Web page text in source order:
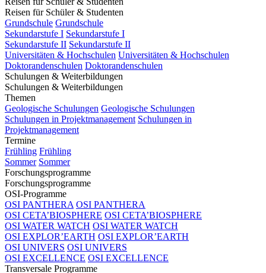
Reisen für Schüler & Studenten
Grundschule Grundschule
Sekundarstufe I Sekundarstufe I
Sekundarstufe II Sekundarstufe II
Universitäten & Hochschulen Universitäten & Hochschulen
Doktorandenschulen Doktorandenschulen
Schulungen & Weiterbildungen
Schulungen & Weiterbildungen
Themen
Geologische Schulungen Geologische Schulungen
Schulungen in Projektmanagement Schulungen in
Projektmanagement
Termine
Frühling Frühling
Sommer Sommer
Forschungsprogramme
Forschungsprogramme
OSI-Programme
OSI PANTHERA OSI PANTHERA
OSI CETA’BIOSPHERE OSI CETA’BIOSPHERE
OSI WATER WATCH OSI WATER WATCH
OSI EXPLOR’EARTH OSI EXPLOR’EARTH
OSI UNIVERS OSI UNIVERS
OSI EXCELLENCE OSI EXCELLENCE
Transversale Programme